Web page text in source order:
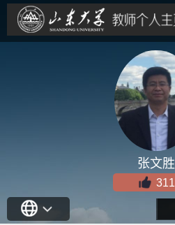
张文胜
311